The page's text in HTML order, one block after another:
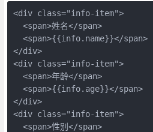
<div class="info-item">
  <span>姓名</span>
  <span>{{info.name}}</span>
</div>
<div class="info-item">
  <span>年龄</span>
  <span>{{info.age}}</span>
</div>
<div class="info-item">
  <span>性别</span>